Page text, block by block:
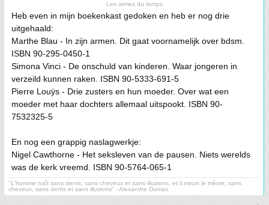
Les armes du temps
Heb even in mijn boekenkast gedoken en heb er nog drie
uitgehaald:
Marthe Blau - In zijn armen. Dit gaat voornamelijk over bdsm.
ISBN 90-295-0450-1
Simona Vinci - De onschuld van kinderen. Waar jongeren in
verzeild kunnen raken. ISBN 90-5333-691-5
Pierre Louÿs - Drie zusters en hun moeder. Over wat een
moeder met haar dochters allemaal uitspookt. ISBN 90-
7532325-5
En nog een grappig naslagwerkje:
Nigel Cawthorne - Het seksleven van de pausen. Niets werelds
was de kerk vreemd. ISBN 90-5764-065-1
"L'homme naît sans dents, sans cheveux et sans illusions, et il meurt le même, sans
cheveux, sans dents et sans illusions" - Alexandre Dumas